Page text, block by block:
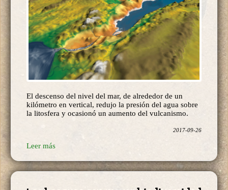
El descenso del nivel del mar, de alrededor de un
kilómetro en vertical, redujo la presión del agua sobre
la litosfera y ocasionó un aumento del vulcanismo.
Leer más